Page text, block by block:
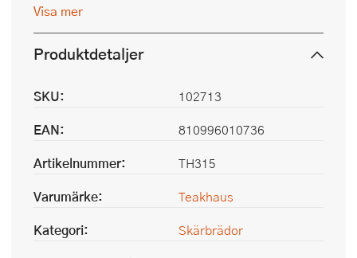
Visa mer
Produktdetaljer
SKU:
102713
EAN:
810996010736
Artikelnummer:
TH315
Varumärke:
Teakhaus
Kategori:
Skärbrädor